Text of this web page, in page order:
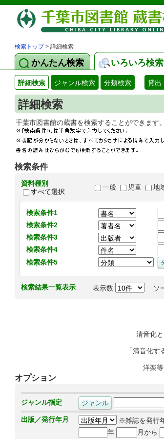
検索トップ> 詳細検索
かんたん検索 いろいろ検索
詳細検索 ジャンル検索 分類検索 貸出
詳細検索
千葉市図書館の蔵書を検索する
検索条件
資料種別
すべて選択
一般 児童 地
検索条件1
検索条件2
検索条件3
検索条件4
検索条件5
検索結果一覧表示 表示数 ソ
清音化
「清音化
洋楽
オプション
ジャンル指定
出版／発行年月
※雑誌を発行
年
月から